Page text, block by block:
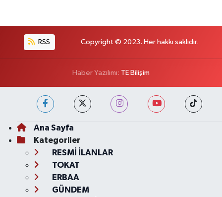
RSS Copyright © 2023. Her hakkı saklıdır.
Haber Yazılımı: TE Bilişim
Ana Sayfa
Kategoriler
RESMİ İLANLAR
TOKAT
ERBAA
GÜNDEM